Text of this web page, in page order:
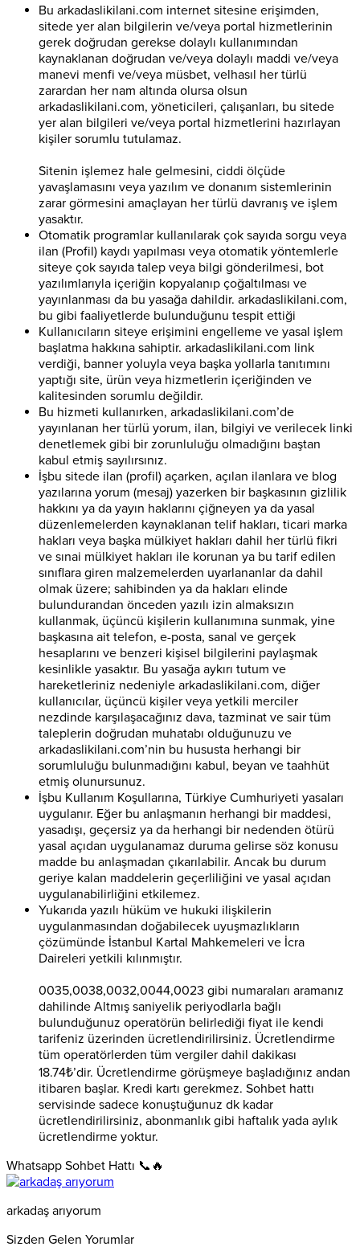
Bu arkadaslikilani.com internet sitesine erişimden,
sitede yer alan bilgilerin ve/veya portal hizmetlerinin
gerek doğrudan gerekse dolaylı kullanımından
kaynaklanan doğrudan ve/veya dolaylı maddi ve/veya
manevi menfi ve/veya müsbet, velhasıl her türlü
zarardan her nam altında olursa olsun
arkadaslikilani.com, yöneticileri, çalışanları, bu sitede
yer alan bilgileri ve/veya portal hizmetlerini hazırlayan
kişiler sorumlu tutulamaz.
Sitenin işlemez hale gelmesini, ciddi ölçüde
yavaşlamasını veya yazılım ve donanım sistemlerinin
zarar görmesini amaçlayan her türlü davranış ve işlem
yasaktır.
Otomatik programlar kullanılarak çok sayıda sorgu veya
ilan (Profil) kaydı yapılması veya otomatik yöntemlerle
siteye çok sayıda talep veya bilgi gönderilmesi, bot
yazılımlarıyla içeriğin kopyalanıp çoğaltılması ve
yayınlanması da bu yasağa dahildir. arkadaslikilani.com,
bu gibi faaliyetlerde bulunduğunu tespit ettiği
Kullanıcıların siteye erişimini engelleme ve yasal işlem
başlatma hakkına sahiptir. arkadaslikilani.com link
verdiği, banner yoluyla veya başka yollarla tanıtımını
yaptığı site, ürün veya hizmetlerin içeriğinden ve
kalitesinden sorumlu değildir.
Bu hizmeti kullanırken, arkadaslikilani.com’de
yayınlanan her türlü yorum, ilan, bilgiyi ve verilecek linki
denetlemek gibi bir zorunluluğu olmadığını baştan
kabul etmiş sayılırsınız.
İşbu sitede ilan (profil) açarken, açılan ilanlara ve blog
yazılarına yorum (mesaj) yazerken bir başkasının gizlilik
hakkını ya da yayın haklarını çiğneyen ya da yasal
düzenlemelerden kaynaklanan telif hakları, ticari marka
hakları veya başka mülkiyet hakları dahil her türlü fikri
ve sınai mülkiyet hakları ile korunan ya bu tarif edilen
sınıflara giren malzemelerden uyarlananlar da dahil
olmak üzere; sahibinden ya da hakları elinde
bulundurandan önceden yazılı izin almaksızın
kullanmak, üçüncü kişilerin kullanımına sunmak, yine
başkasına ait telefon, e-posta, sanal ve gerçek
hesaplarını ve benzeri kişisel bilgilerini paylaşmak
kesinlikle yasaktır. Bu yasağa aykırı tutum ve
hareketleriniz nedeniyle arkadaslikilani.com, diğer
kullanıcılar, üçüncü kişiler veya yetkili merciler
nezdinde karşılaşacağınız dava, tazminat ve sair tüm
taleplerin doğrudan muhatabı olduğunuzu ve
arkadaslikilani.com’nin bu hususta herhangi bir
sorumluluğu bulunmadığını kabul, beyan ve taahhüt
etmiş olunursunuz.
İşbu Kullanım Koşullarına, Türkiye Cumhuriyeti yasaları
uygulanır. Eğer bu anlaşmanın herhangi bir maddesi,
yasadışı, geçersiz ya da herhangi bir nedenden ötürü
yasal açıdan uygulanamaz duruma gelirse söz konusu
madde bu anlaşmadan çıkarılabilir. Ancak bu durum
geriye kalan maddelerin geçerliliğini ve yasal açıdan
uygulanabilirliğini etkilemez.
Yukarıda yazılı hüküm ve hukuki ilişkilerin
uygulanmasından doğabilecek uyuşmazlıkların
çözümünde İstanbul Kartal Mahkemeleri ve İcra
Daireleri yetkili kılınmıştır.
0035,0038,0032,0044,0023 gibi numaraları aramanız
dahilinde Altmış saniyelik periyodlarla bağlı
bulunduğunuz operatörün belirlediği fiyat ile kendi
tarifeniz üzerinden ücretlendirilirsiniz. Ücretlendirme
tüm operatörlerden tüm vergiler dahil dakikası
18.74₺’dir. Ücretlendirme görüşmeye başladığınız andan
itibaren başlar. Kredi kartı gerekmez. Sohbet hattı
servisinde sadece konuştuğunuz dk kadar
ücretlendirilirsiniz, abonmanlık gibi haftalık yada aylık
ücretlendirme yoktur.
Whatsapp Sohbet Hattı 📞🔥
arkadaş arıyorum
Sizden Gelen Yorumlar